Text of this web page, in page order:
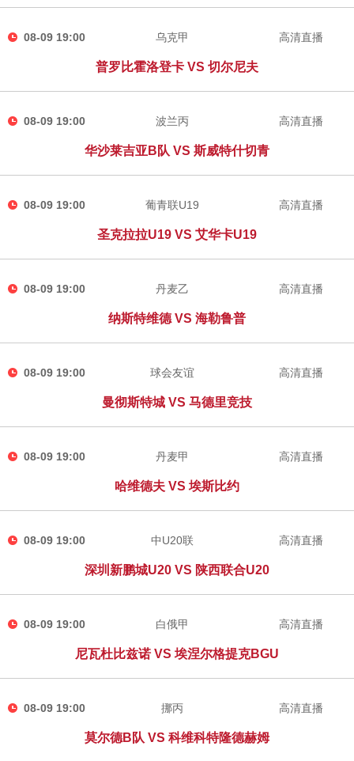
08-09 19:00 乌克甲
普罗比霍洛登卡 VS 切尔尼夫
高清直播
08-09 19:00 波兰丙
华沙莱吉亚B队 VS 斯威特什切青
高清直播
08-09 19:00 葡青联U19
圣克拉拉U19 VS 艾华卡U19
高清直播
08-09 19:00 丹麦乙
纳斯特维德 VS 海勒鲁普
高清直播
08-09 19:00 球会友谊
曼彻斯特城 VS 马德里竞技
高清直播
08-09 19:00 丹麦甲
哈维德夫 VS 埃斯比约
高清直播
08-09 19:00 中U20联
深圳新鹏城U20 VS 陕西联合U20
高清直播
08-09 19:00 白俄甲
尼瓦杜比兹诺 VS 埃涅尔格提克BGU
高清直播
08-09 19:00 挪丙
莫尔德B队 VS 科维科特隆德赫姆
高清直播